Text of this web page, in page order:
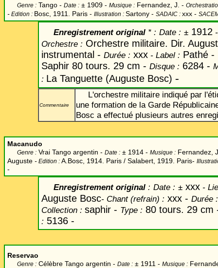
Genre : Tango - Date : ± 1909 - Musique : Fernandez, J. -
- Edition : Bosc, 1911. Paris - Illustration : Sartony - SADAIC : xxx -
Enregistrement original * : Date : ± 1912
Orchestre : Orchestre militaire. Dir.
instrumental - Durée : xxx - Label : Pathé -
Saphir 80 tours. 29 cm - Disque : 6284 -
: La Tanguette (Auguste Bosc) -
Commentaire
L'orchestre militaire indiqué par
une formation de la Garde
Bosc a effectué plusieurs autres
Macanudo
Genre : Vrai Tango argentin - Date : ± 1914 - Musique : Fernandez,
Auguste - Edition : A.Bosc, 1914. Paris / Salabert, 1919. Paris-
-
Enregistrement original : Date : ± xxx -
Auguste Bosc- Chant(refrain) : xxx - Durée :
Collection : saphir - Type : 80 tours. 29
: 5136 -
Reservao
Genre : Célèbre Tango argentin - Date : ± 1911 - Musique :